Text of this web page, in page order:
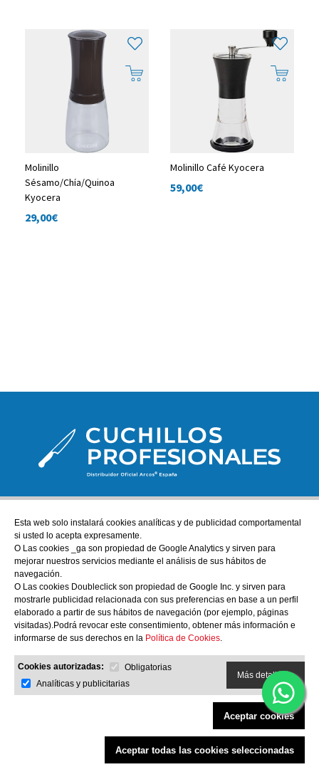
Filtrar productos
Molinillo
Sésamo/Chía/Quinoa
Kyocera
29,00€
Molinillo Café Kyocera
59,00€
ATENCIÓN AL CLIENTE
tienda@cuchillos-profesionales.com
972555255
AYUDA
Nuestra tienda física
Sobre nosotros
INFORMACIÓN
Política de Privacidad y Aviso Legal
Condiciones Generales de Compra
Política de cookies
Esta web solo instalará cookies analíticas y de publicidad comportamental
si usted lo acepta expresamente.
O Las cookies _ga son propiedad de Google Analytics y sirven para
mejorar nuestros servicios mediante el análisis de sus hábitos de
navegación.
O Las cookies Doubleclick son propiedad de Google Inc. y sirven para
mostrarle publicidad relacionada con sus preferencias en base a un perfil
elaborado a partir de sus hábitos de navegación (por ejemplo, páginas
visitadas).Podrá revocar este consentimiento, obtener más información e
informarse de sus derechos en la Política de Cookies.
Cookies autorizadas:
Obligatorias
Analíticas y publicitarias
Más detalles
Aceptar cookies
Aceptar todas las cookies seleccionadas